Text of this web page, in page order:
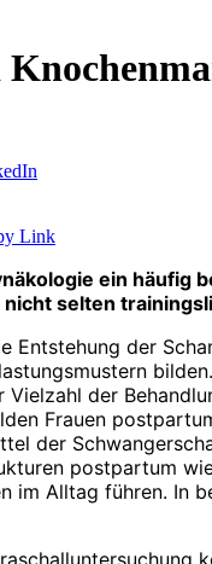
Link
ein
selten
Entstehung der
Vielzahl der
Frauen
der
postpartum
im Alltag führen.